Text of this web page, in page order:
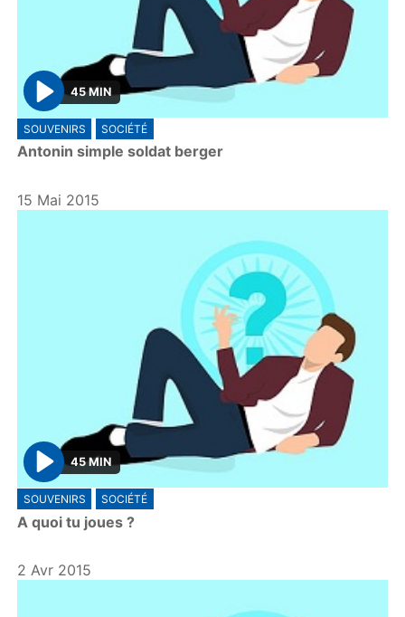
P
l
a
45 MIN
SOUVENIRS SOCIÉTÉ
Antonin simple soldat berger
15 Mai 2015
P
l
a
45 MIN
SOUVENIRS SOCIÉTÉ
A quoi tu joues ?
2 Avr 2015